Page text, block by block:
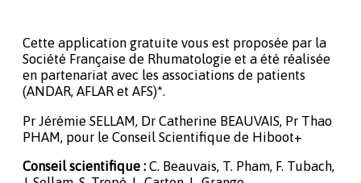
Cette application gratuite vous est proposée par la
Société Française de Rhumatologie et a été réalisée
en partenariat avec les associations de patients
(ANDAR, AFLAR et AFS)*.
Pr Jérémie SELLAM, Dr Catherine BEAUVAIS, Pr Thao
PHAM, pour le Conseil Scientifique de Hiboot+
Conseil scientifique : C. Beauvais, T. Pham, F. Tubach,